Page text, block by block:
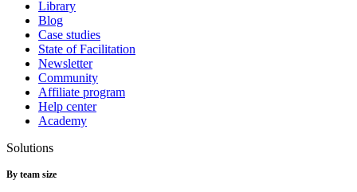
Library
Blog
Case studies
State of Facilitation
Newsletter
Community
Affiliate program
Help center
Academy
Solutions
By team size